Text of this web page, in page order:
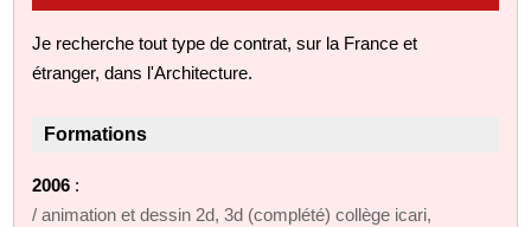
Je recherche tout type de contrat, sur la France et
étranger, dans l'Architecture.
Formations
2006 :
/ animation et dessin 2d, 3d (complété) collège icari,